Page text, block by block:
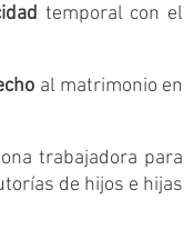
temporal con el
al matrimonio en
trabajadora para
de hijos e hijas